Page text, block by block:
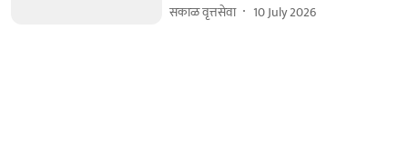
सकाळ वृत्तसेवा 10 July 2026